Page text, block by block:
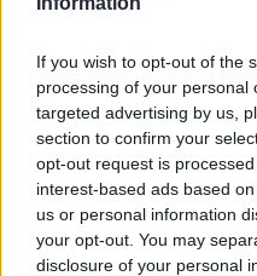
If you wish to opt-out of the
processing of your personal
targeted advertising by us,
section to confirm your
opt-out request is
interest-based ads based
us or personal information
your opt-out. You may
disclosure of your personal